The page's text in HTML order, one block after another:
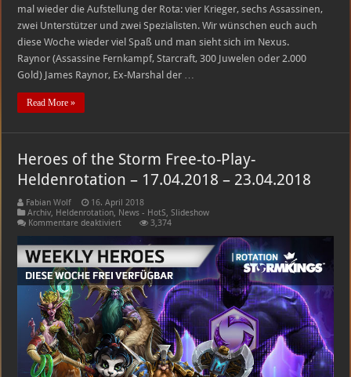
mal wieder die Aufstellung der Rota: vier Krieger, sechs Assassinen,
zwei Unterstützer und zwei Spezialisten. Wir wünschen euch auch
diese Woche wieder viel Spaß und man sieht sich im Nexus.
Raynor (Assassine Fernkampf, Starcraft, 300 Juwelen oder 2.000
Gold) James Raynor, Ex-Marshal der …
Read More »
Heroes of the Storm Free-to-Play-
Heldenrotation – 17.04.2018 – 23.04.2018
Fabian Wolf
16. April 2018
Archiv, Heldenrotation, News - HotS,Slideshow
Kommentare deaktiviertfür
of
the
Storm
Free-
to-
Play-
Heldenrotation
–
17.04.2018
–
23.04.2018
3,374